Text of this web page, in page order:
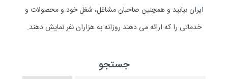
ایران بیابید و همچنین صاحبان مشاغل، شغل خود و محصولات و
خدماتی را که ارائه می دهند روزانه به هزاران نفر نمایش دهند.
جستجو